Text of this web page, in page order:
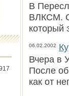
В
ВЛКСМ.
который
06.02.2002
Вчера в
После
как от